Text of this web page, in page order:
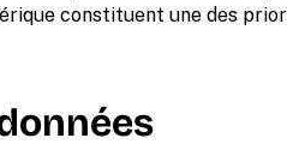
constituent une des